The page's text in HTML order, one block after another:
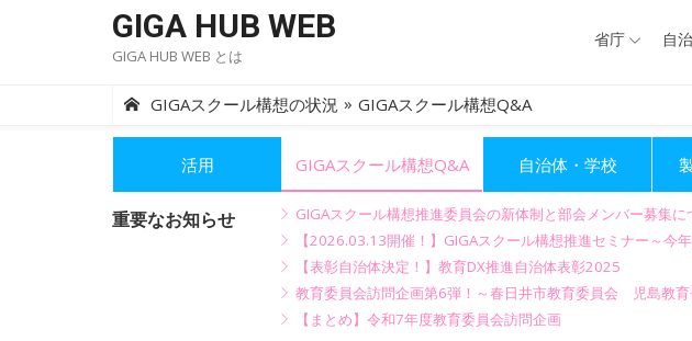
GIGA HUB WEB
GIGA HUB WEB とは
省庁 自
GIGAスクール構想の状況 » GIGAスクール構想Q&A
活用 GIGAスクール構想Q&A 自治体・学校
重要なお知らせ
GIGAスクール構想推進委員会の新体制と部会メンバー募集に
【2026.03.13開催！】GIGAスクール構想推進セミナー～今
【表彰自治体決定！】教育DX推進自治体表彰2025
教育委員会訪問企画第6弾！～春日井市教育委員会 児島教育
【まとめ】令和7年度教育委員会訪問企画